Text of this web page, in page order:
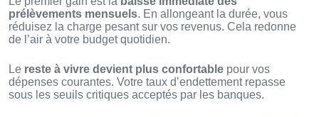
prélèvements mensuels. En allongeant la durée, vous
réduisez la charge pesant sur vos revenus. Cela redonne
de l’air à votre budget quotidien.
Le reste à vivre devient plus confortable pour vos
dépenses courantes. Votre taux d’endettement repasse
sous les seuils critiques acceptés par les banques.